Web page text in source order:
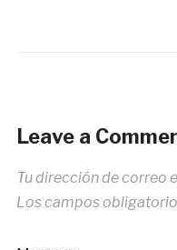
Leave a
Tu dirección de correo
Los campos